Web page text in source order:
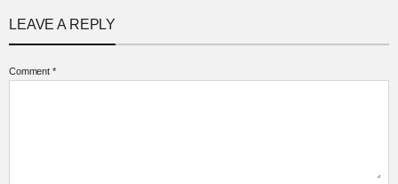
LEAVE A REPLY
Comment *